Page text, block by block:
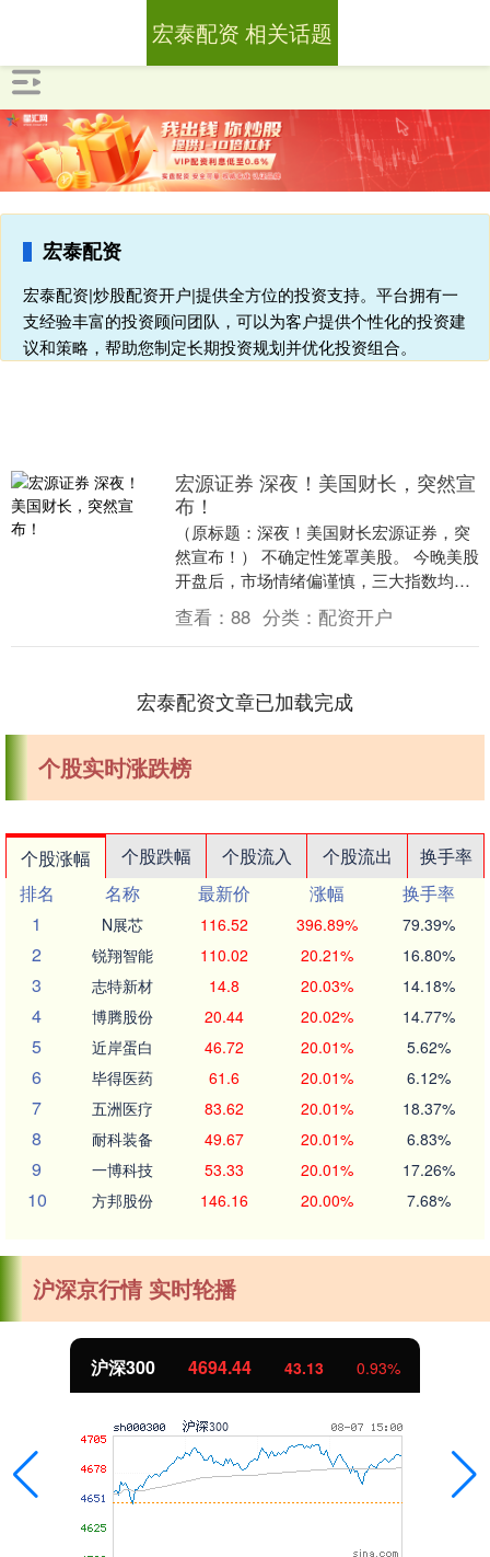
宏泰配资
宏泰配资|炒股配资开户|提供全方位的投资支持。平台拥有一
支经验丰富的投资顾问团队，可以为客户提供个性化的投资建
议和策略，帮助您制定长期投资规划并优化投资组合。
宏泰配资 相关话题
宏源证券 深夜！美国财长，突然宣
布！
（原标题：深夜！美国财长宏源证券，突
然宣布！） 不确定性笼罩美股。 今晚美股
开盘后，市场情绪偏谨慎，三大指数均窄
幅震荡，投资者正等待贸易谈判进展的最
新信号。美国....
查看： 88 分类： 配资开户
宏泰配资文章已加载完成
个股实时涨跌榜
个股涨幅 个股跌幅 个股流入 个股流出
换手率
排名
名称 最新价 涨幅
换手率
1
N展芯 116.52 396.89% 79.39%
2 锐翔智能 110.02 20.21% 16.80%
3 志特新材 14.8 20.03% 14.18%
4 博腾股份 20.44 20.02% 14.77%
5 近岸蛋白 46.72 20.01% 5.62%
6 毕得医药 61.6 20.01% 6.12%
7 五洲医疗 83.62 20.01% 18.37%
8 耐科装备 49.67 20.01% 6.83%
9 一博科技 53.33 20.01% 17.26%
10 方邦股份 146.16 20.00% 7.68%
沪深京行情 实时轮播
沪深300 4694.44 43.13 0.93%